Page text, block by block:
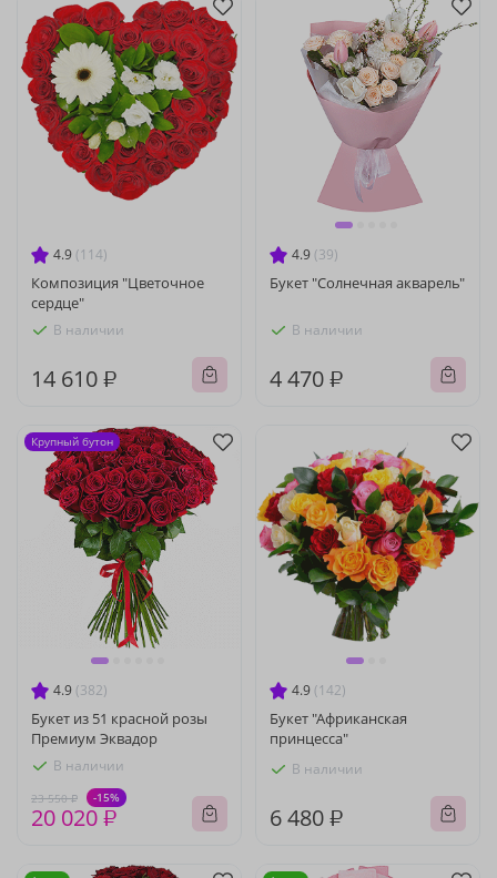
4.9 (114)
Композиция "Цветочное
сердце"
В наличии
14 610 ₽
4.9 (39)
Букет "Солнечная акварель"
В наличии
4 470 ₽
4.9 (382)
Букет из 51 красной розы
Премиум Эквадор
В наличии
23 550 ₽ -15%
20 020 ₽
Крупный бутон
4.9 (142)
Букет "Африканская
принцесса"
В наличии
6 480 ₽